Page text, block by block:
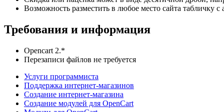
Возможность разместить в любое место сайта
Требования и информация
Opencart 2.*
Перезаписи файлов не требуется
Услуги программиста
Поддержка интернет-магазинов
Создание интернет-магазина
Создание модулей для OpenCart